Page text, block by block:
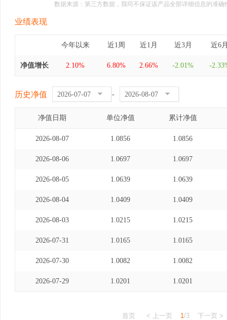
数据来源：第三方数据，我司不保证该产品全部详细信息的准
业绩表现
今年以来 近1周 近1月 近3月 近6
净值增长 2.10% 6.80% 2.66% -2.01% -
历史净值 -
净值日期 单位净值 累计净值
2026-08-07 1.0856 1.0856
2026-08-06 1.0697 1.0697
2026-08-05 1.0639 1.0639
2026-08-04 1.0409 1.0409
2026-08-03 1.0215 1.0215
2026-07-31 1.0165 1.0165
2026-07-30 1.0082 1.0082
2026-07-29 1.0201 1.0201
首页 < 上一页 1/3 下一页 >